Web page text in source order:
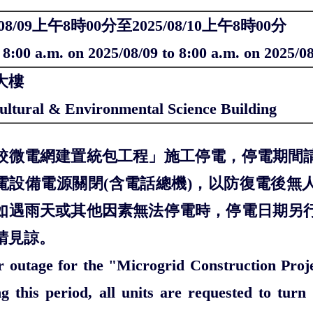
09上午8時00分至2025/08/10上午8時00分
a.m. on 2025/08/09 to 8:00 a.m. on 2025/
樓
& Environmental Science Building
微電網建置統包工程」施工停電，停電期間
設備電源關閉(含電話總機)，以防復電後無
遇雨天或其他因素無法停電時，停電日期另
見諒。
outage for the "Microgrid Construction
this period, all units are requested to